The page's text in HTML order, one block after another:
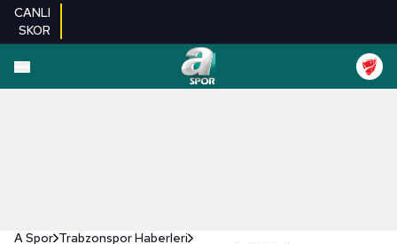
CANLI
SKOR
A Spor Trabzonspor Haberleri